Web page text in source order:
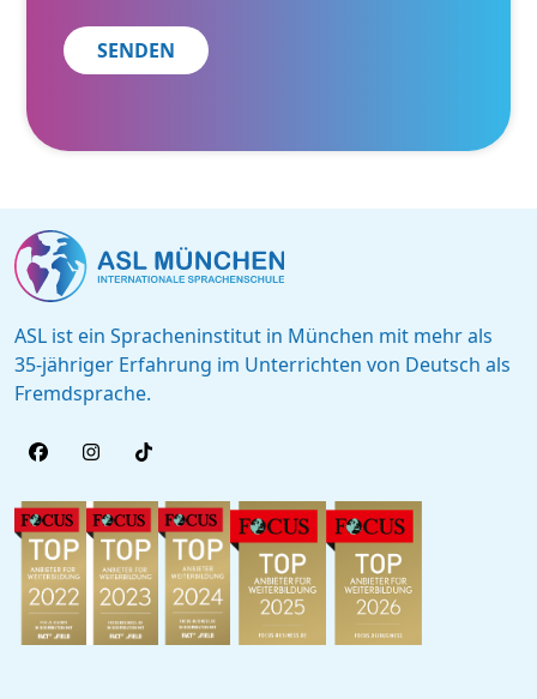
ASL ist ein Spracheninstitut in München mit mehr als
35-jähriger Erfahrung im Unterrichten von Deutsch als
Fremdsprache.